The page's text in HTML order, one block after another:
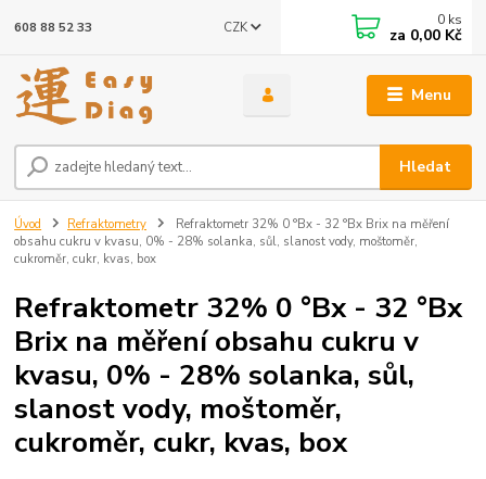
Menu
CZK
Hledat
608 88 52 33 0 ks
za 0,00 Kč
Úvod Refraktometry
Refraktometr 32% 0 °Bx - 32 °Bx Brix na měření
obsahu cukru v kvasu, 0% - 28% solanka, sůl, slanost vody, moštoměr,
cukroměr, cukr, kvas, box
Refraktometr 32% 0 °Bx - 32 °Bx
Brix na měření obsahu cukru v
kvasu, 0% - 28% solanka, sůl,
slanost vody, moštoměr,
cukroměr, cukr, kvas, box